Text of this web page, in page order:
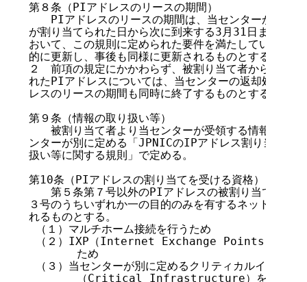
第８条（PIアドレスのリースの期間）
PIアドレスのリースの期間は、当センターから被割
が割り当てられた日から次に到来する3月31日までとす
おいて、この規則に定められた要件を満たしている場
的に更新し、事後も同様に更新されるものとする。
２　前項の規定にかかわらず、被割り当て者から当セ
れたPIアドレスについては、当センターの返却処理完
レスのリースの期間も同時に終了するものとする。
第９条（情報の取り扱い等）
被割り当て者より当センターが受領する情報の取り
ンターが別に定める「JPNICのIPアドレス割り当て管
扱い等に関する規則」で定める。
第10条（PIアドレスの割り当てを受ける資格）
第５条第７号以外のPIアドレスの被割り当て者は、
３号のうちいずれか一の目的のみを有するネットワー
れるものとする。
（１）マルチホーム接続を行うため
（２）IXP（Internet Exchange Points）の相互
       ため
（３）当センターが別に定めるクリティカルインフラ
（Critical Infrastructure）をインター